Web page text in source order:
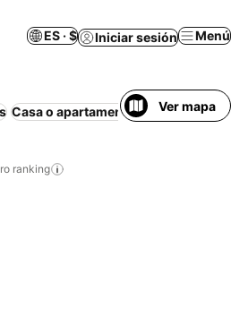
ES · $ Iniciar sesión Menú
Casa o apartamento entero Aire
Ver mapa
ranking